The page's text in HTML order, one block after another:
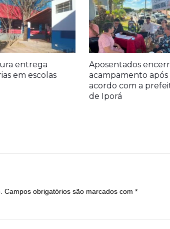
entrega
em escolas
Aposentados
acampamento após
acordo com a
de Iporá
Campos obrigatórios são marcados com *